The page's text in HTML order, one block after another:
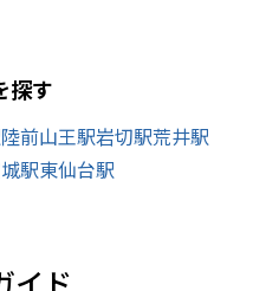
探す
陸前山王駅岩切駅荒井駅
駅東仙台駅
イド